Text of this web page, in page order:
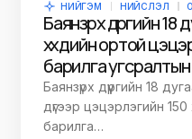
НИЙГЭМ НИЙСЛЭЛ
Баянзүрх дүүргийн
хүүхдийн ортой
барилга
Баянзүрх дүүргийн 18
дүгээр цэцэрлэгийн 150
барилга…